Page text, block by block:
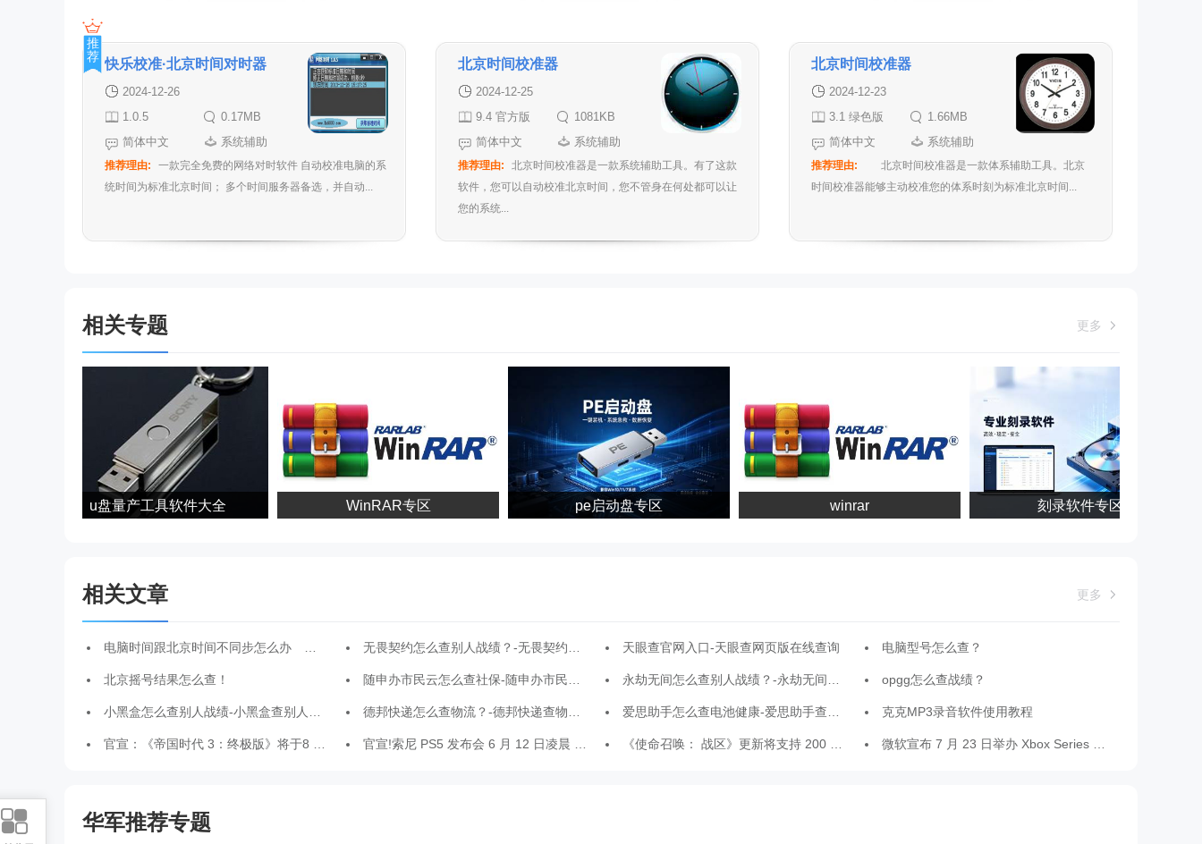
快乐校准·北京时间对时器
2024-12-26
1.0.5
0.17MB
简体中文
系统辅助
推荐理由:
一款完全免费的网络对时软件 自动校准电脑的系
统时间为标准北京时间； 多个时间服务器备选，并自动...
推
荐
北京时间校准器
2024-12-25
9.4 官方版
1081KB
简体中文
系统辅助
推荐理由:
北京时间校准器是一款系统辅助工具。有了这款
软件，您可以自动校准北京时间，您不管身在何处都可以让
您的系统...
北京时间校准器
2024-12-23
3.1 绿色版
1.66MB
简体中文
系统辅助
推荐理由:
北京时间校准器是一款体系辅助工具。北京
时间校准器能够主动校准您的体系时刻为标准北京时间...
相关专题 更多
u盘量产工具软件大全 WinRAR专区 pe启动盘专区 winrar 刻录软件专区
相关文章 更多
电脑时间跟北京时间不同步怎么办 怎么校对时间 无畏契约怎么查别人战绩？-无畏契约怎么全部聊天？ 天眼查官网入口-天眼查网页版在线查询 电脑型号怎么查？
北京摇号结果怎么查！ 随申办市民云怎么查社保-随申办市民云查社保的操作流程 永劫无间怎么查别人战绩？-永劫无间查别人战绩的方法？ opgg怎么查战绩？
小黑盒怎么查别人战绩-小黑盒查别人战绩的步骤 德邦快递怎么查物流？-德邦快递查物流的方法 爱思助手怎么查电池健康-爱思助手查电池健康的方法 克克MP3录音软件使用教程
官宣：《帝国时代 3：终极版》将于8 月 27 日在科隆展亮相 官宣!索尼 PS5 发布会 6 月 12 日凌晨 4 点举行 《使命召唤： 战区》更新将支持 200 人游戏模式 微软宣布 7 月 23 日举办 Xbox Series X 游戏介绍会，新作《光环：无限》有望亮相
华军推荐专题